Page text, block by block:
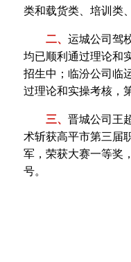
类和载货类、培训类
二、 运城公司驾
均已顺利通过理论和
招生中；临汾公司临
过理论和实操考核，
三、 晋城公司王
术斩获高平市第三届
军，荣获大赛一等奖
号。